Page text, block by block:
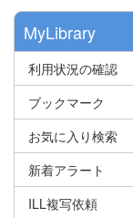
MyLibrary
利用状況の確認
ブックマーク
お気に入り検索
新着アラート
ILL複写依頼